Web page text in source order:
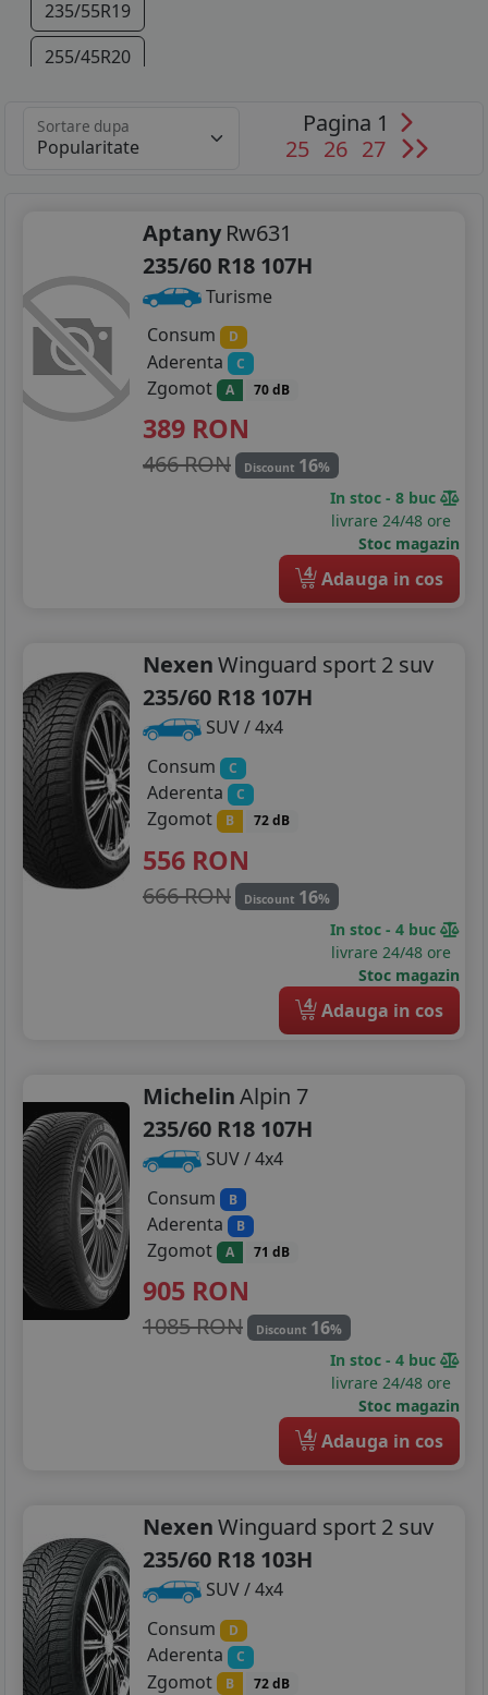
235/55R19
255/45R20
Sortare dupa
Pagina 1
25 26 27
Aptany Rw631
235/60 R18 107H
Turisme
Consum
D
Aderenta C
Zgomot A 70 dB
389 RON
466 RON Discount 16%
In stoc - 8 buc
livrare 24/48 ore
Stoc magazin
4 Adauga in cos
NexenWinguard sport 2 suv
235/60 R18 107H
SUV / 4x4
Consum
C
Aderenta C
Zgomot B 72 dB
556 RON
666 RON Discount 16%
In stoc - 4 buc
livrare 24/48 ore
Stoc magazin
4 Adauga in cos
MichelinAlpin 7
235/60 R18 107H
SUV / 4x4
Consum
B
Aderenta B
Zgomot A 71 dB
905 RON
1085 RON Discount 16%
In stoc - 4 buc
livrare 24/48 ore
Stoc magazin
4 Adauga in cos
NexenWinguard sport 2 suv
235/60 R18 103H
SUV / 4x4
Consum
D
Aderenta C
Zgomot B 72 dB